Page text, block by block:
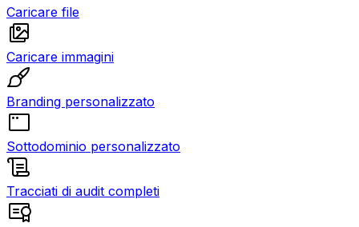
Caricare file
Caricare immagini
Branding personalizzato
Sottodominio personalizzato
Tracciati di audit completi